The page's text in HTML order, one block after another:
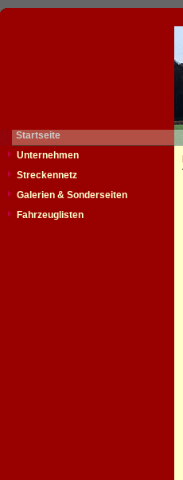
Startseite
Unternehmen
Streckennetz
Galerien & Sonderseiten
Fahrzeuglisten